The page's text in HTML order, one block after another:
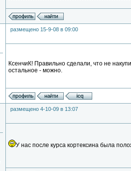
размещено 15-9-08 в 09:00
КсенчиК! Правильно сделали, что не
остальное - можно.
размещено 4-10-09 в 13:07
У нас после курса кортексина была